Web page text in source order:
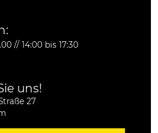
// 14:00 bis 17:30
uns!
27